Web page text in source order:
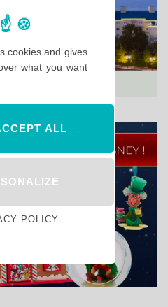
cookies and gives
what you want
ALL
POLICY